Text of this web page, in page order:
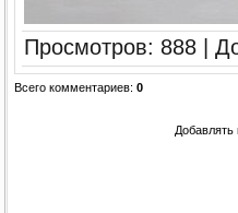
Просмотров: 888|
Всего комментариев: 0
Добавлять